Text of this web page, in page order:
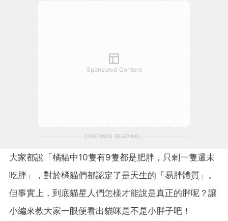
Sponsored Content
CONTINUE READING
大家都說「橘貓中10隻有9隻都是肥胖，只剩一隻還未
吃胖」，對於橘貓們都認定了是天生的「易胖體質」。
但事實上，到底貓星人們怎樣才能說是真正的胖呢？讓
小編來教大家一眼便看出貓咪是不是小胖子吧！